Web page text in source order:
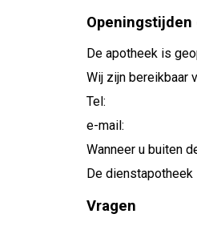
Openingstijden
De apotheek is
Wij zijn bereikbaar
Tel: 010-
e-mail:
Wanneer u buiten
De
Vragen